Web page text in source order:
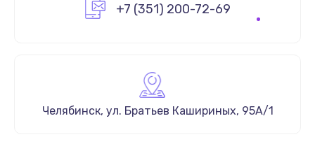
+7 (351) 200-72-69
Челябинск, ул. Братьев Кашириных, 95А/1